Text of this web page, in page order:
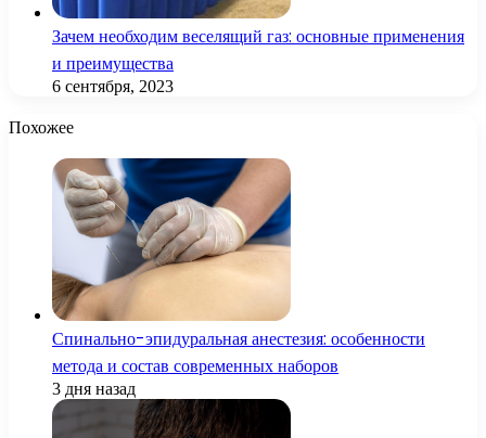
Зачем необходим веселящий газ: основные применения
и преимущества
6 сентября, 2023
Похожее
Спинально-эпидуральная анестезия: особенности
метода и состав современных наборов
3 дня назад